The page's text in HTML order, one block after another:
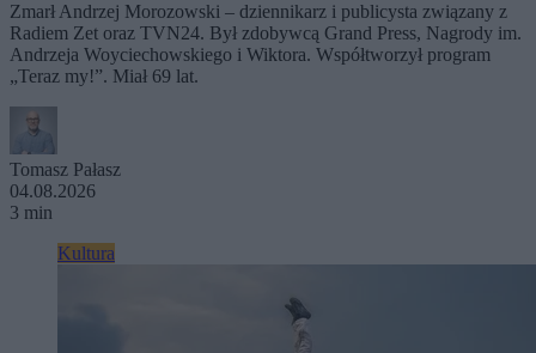
Zmarł Andrzej Morozowski – dziennikarz i publicysta związany z
Radiem Zet oraz TVN24. Był zdobywcą Grand Press, Nagrody im.
Andrzeja Woyciechowskiego i Wiktora. Współtworzył program
„Teraz my!”. Miał 69 lat.
Tomasz Pałasz
04.08.2026
3 min
Kultura